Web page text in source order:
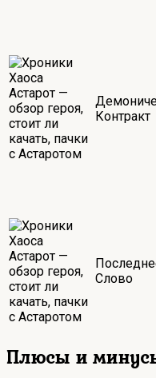
Контракт
Слово
Плюсы и